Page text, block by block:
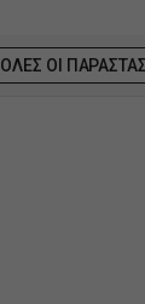
ΟΛΕΣ ΟΙ